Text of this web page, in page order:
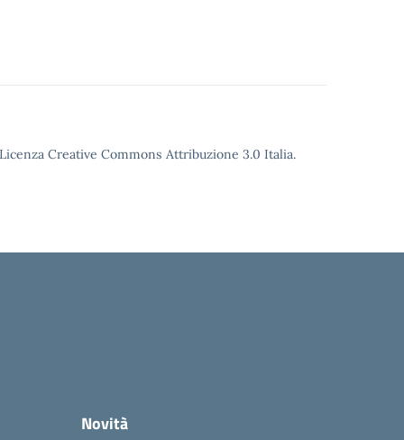
Creative Commons Attribuzione 3.0 Italia.
Novità